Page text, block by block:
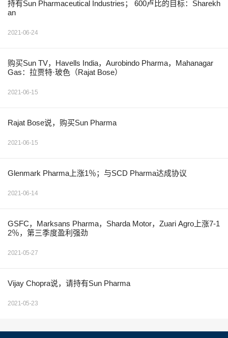
持有Sun Pharmaceutical Industries； 600卢比的目标：Sharekh
an
2021-06-24
购买Sun TV，Havells India，Aurobindo Pharma，Mahanagar
Gas：拉贾特·玻色（Rajat Bose）
2021-06-15
Rajat Bose说，购买Sun Pharma
2021-06-15
Glenmark Pharma上涨1％；与SCD Pharma达成协议
2021-06-14
GSFC，Marksans Pharma，Sharda Motor，Zuari Agro上涨7-1
2％，第三季度盈利强劲
2021-05-27
Vijay Chopra说，请持有Sun Pharma
2021-05-23